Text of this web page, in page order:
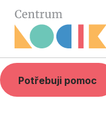
Potřebuji pomoc